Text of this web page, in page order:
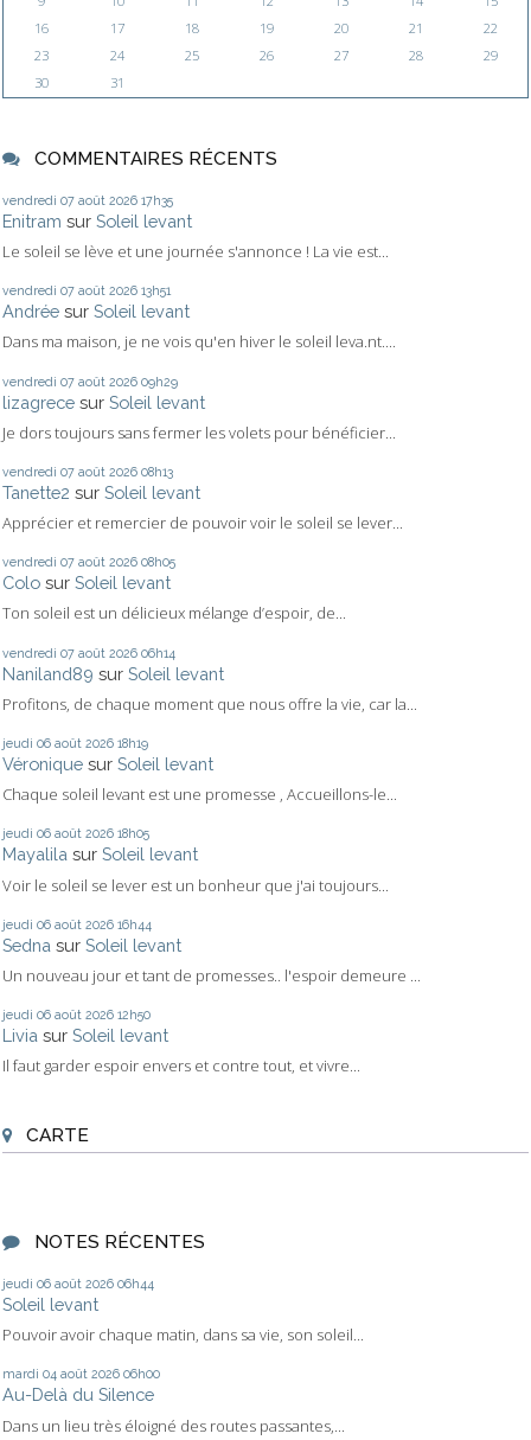
16
17 18 19 20 21
22
23
24 25 26 27 28
29
30
31
COMMENTAIRES RÉCENTS
vendredi 07 août 2026 17h35
Enitram sur Soleil levant
Le soleil se lève et une journée s'annonce ! La vie est...
vendredi 07 août 2026 13h51
Andrée sur Soleil levant
Dans ma maison, je ne vois qu'en hiver le soleil leva.nt....
vendredi 07 août 2026 09h29
lizagrece sur Soleil levant
Je dors toujours sans fermer les volets pour bénéficier...
vendredi 07 août 2026 08h13
Tanette2 sur Soleil levant
Apprécier et remercier de pouvoir voir le soleil se lever...
vendredi 07 août 2026 08h05
Colo sur Soleil levant
Ton soleil est un délicieux mélange d’espoir, de...
vendredi 07 août 2026 06h14
Naniland89 sur Soleil levant
Profitons, de chaque moment que nous offre la vie, car la...
jeudi 06 août 2026 18h19
Véronique sur Soleil levant
Chaque soleil levant est une promesse , Accueillons-le...
jeudi 06 août 2026 18h05
Mayalila sur Soleil levant
Voir le soleil se lever est un bonheur que j'ai toujours...
jeudi 06 août 2026 16h44
Sedna sur Soleil levant
Un nouveau jour et tant de promesses.. l'espoir demeure ...
jeudi 06 août 2026 12h50
Livia sur Soleil levant
Il faut garder espoir envers et contre tout, et vivre...
CARTE
NOTES RÉCENTES
jeudi 06 août 2026 06h44
Soleil levant
Pouvoir avoir chaque matin, dans sa vie, son soleil...
mardi 04 août 2026 06h00
Au-Delà du Silence
Dans un lieu très éloigné des routes passantes,...